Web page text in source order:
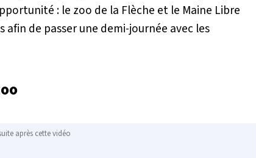
: le zoo de la Flèche et le Maine Libre
afin de passer une demi-journée avec les
après cette vidéo